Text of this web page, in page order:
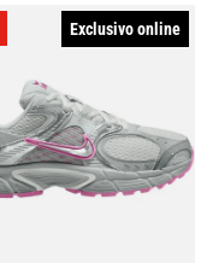
Exclusivo online